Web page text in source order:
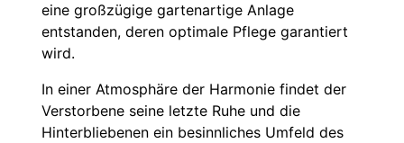
eine großzügige gartenartige Anlage
entstanden, deren optimale Pflege garantiert
wird.
In einer Atmosphäre der Harmonie findet der
Verstorbene seine letzte Ruhe und die
Hinterbliebenen ein besinnliches Umfeld des